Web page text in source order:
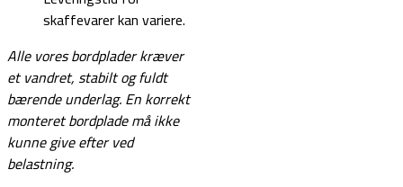
skaffevarer kan variere.
Alle vores bordplader kræver
et vandret, stabilt og fuldt
bærende underlag.En korrekt
monteret bordplade må ikke
kunne give efter ved
belastning.